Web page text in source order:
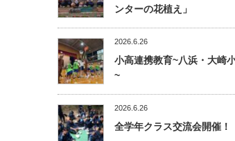
ンターの花植え」
2026.6.26
小高連携教育~八浜・大崎
~
2026.6.26
全学年クラス交流会開催！